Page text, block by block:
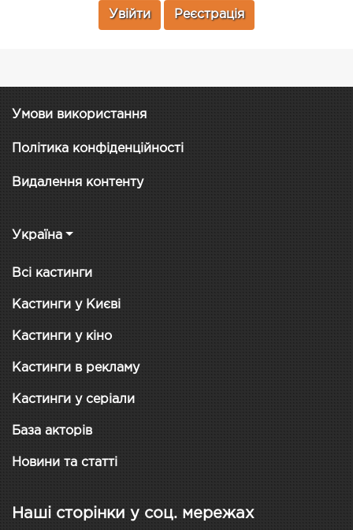
Увійти Реєстрація
Умови використання
Політика конфіденційності
Видалення контенту
Україна
Всі кастинги
Кастинги у Києві
Кастинги у кіно
Кастинги в рекламу
Кастинги у серіали
База акторів
Новини та статті
Наші сторінки у соц. мережах